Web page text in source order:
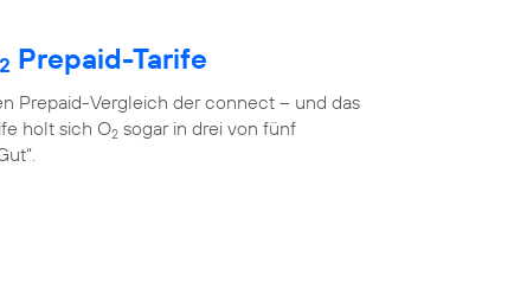
2 Prepaid-Tarife
Prepaid-Vergleich der connect – und das
holt sich O2 sogar in drei von fünf